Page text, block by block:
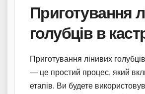
Приготування
голубців в
Приготування лінивих
— це простий процес, який
етапів. Ви будете